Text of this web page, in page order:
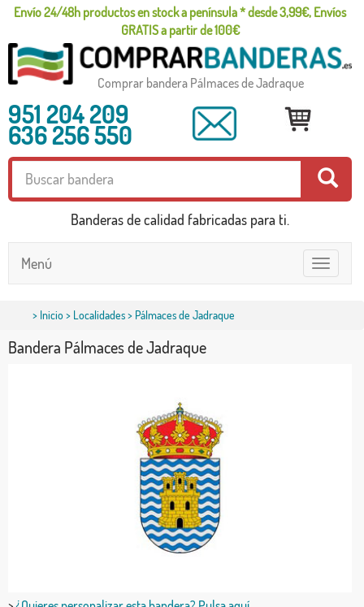
Envío 24/48h productos en stock a península * desde 3,99€, Envíos
GRATIS a partir de 100€
Comprar bandera Pálmaces de Jadraque
951 204 209
636 256 550
Banderas de calidad fabricadas para ti.
Toggle
navigation
Menú
> Inicio> Localidades> Pálmaces de Jadraque
Bandera Pálmaces de Jadraque